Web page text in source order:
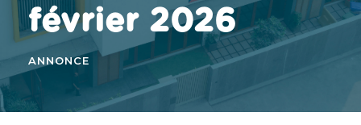
février 2026
ANNONCE